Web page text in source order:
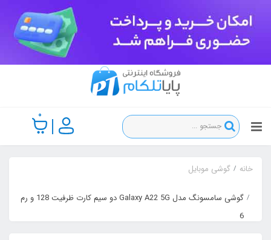
0
خانه گوشی موبایل
گوشی سامسونگ مدل Galaxy A22 5G دو سیم کارت ظرفیت 128 و رم
6